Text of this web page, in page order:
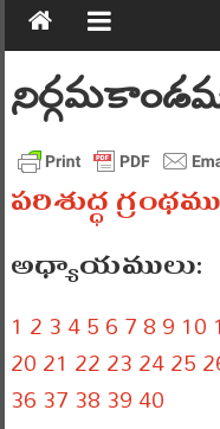
పరిశుద్ధ గ్రంథము
అధ్యాయములు:
1 23456789 10
2021 22232425
3637383940